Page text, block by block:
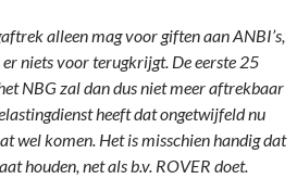
alleen mag voor giften aan ANBI’s,
er niets voor terugkrijgt. De eerste 25
NBG zal dan dus niet meer aftrekbaar
heeft dat ongetwijfeld nu
wel komen. Het is misschien handig dat
houden, net als b.v. ROVER doet.